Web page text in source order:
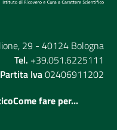
29 - 40124 Bologna
Tel. +39.051.6225111
Iva02406911202
Come fare per...